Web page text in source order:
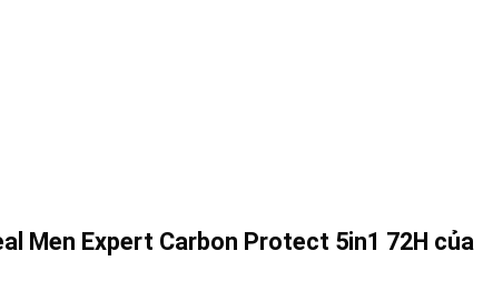
Men Expert Carbon Protect 5in1 72H của